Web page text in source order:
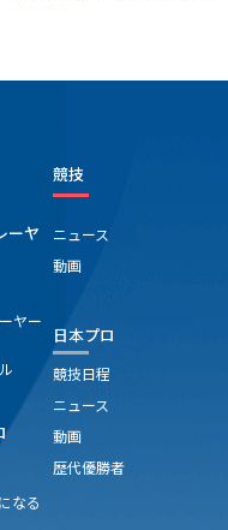
ーヤ
ヤー
なる
競技
ニュース
動画
日本プロ
競技日程
ニュース
動画
歴代優勝者